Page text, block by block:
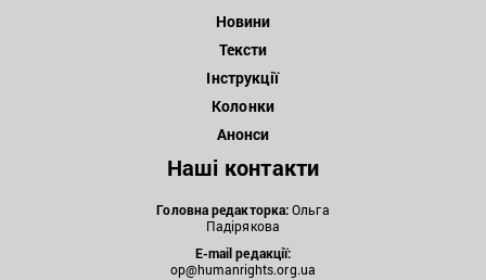
Новини
Тексти
Інструкції
Колонки
Анонси
Наші контакти
Головна редакторка:Ольга
Падірякова
E-mail редакції:
op@humanrights.org.ua